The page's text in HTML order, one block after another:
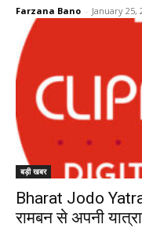
Farzana Bano - January 25,
बड़ी खबर
Bharat Jodo
रामबन से अपनी